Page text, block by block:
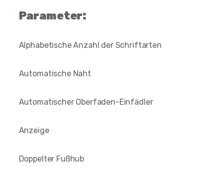
Parameter:
Alphabetische Anzahl der Schriftarten
Automatische Naht
Automatischer Oberfaden-Einfädler
Anzeige
Doppelter Fußhub